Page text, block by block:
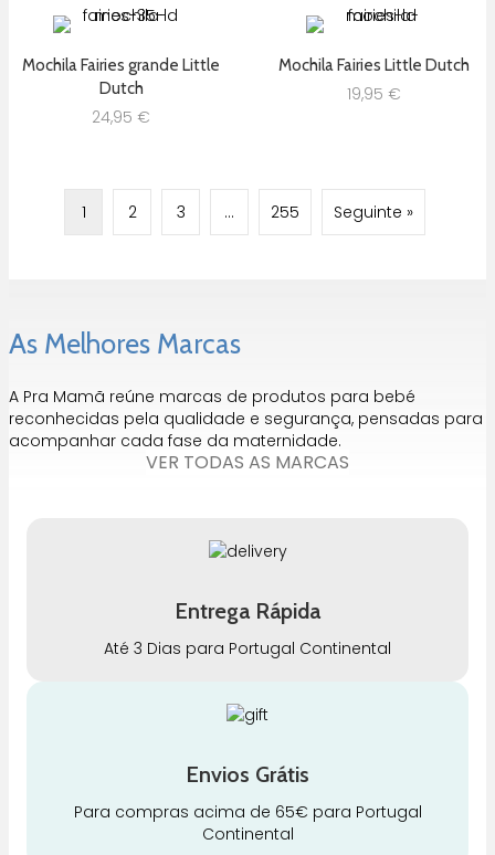
Mochila Fairies grande Little
Dutch
24,95 €
Mochila Fairies Little Dutch
19,95 €
1 2 3 … 255 Seguinte »
As Melhores Marcas
A Pra Mamã reúne marcas de produtos para bebé
reconhecidas pela qualidade e segurança, pensadas para
acompanhar cada fase da maternidade.
VER TODAS AS MARCAS
Entrega Rápida
Até 3 Dias para Portugal Continental
Envios Grátis
Para compras acima de 65€ para Portugal
Continental